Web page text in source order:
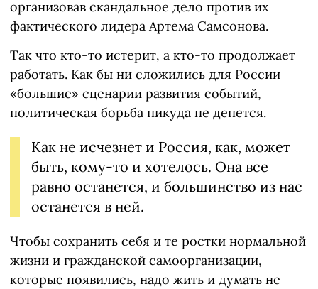
организовав скандальное дело против их
фактического лидера Артема Самсонова.
Так что кто-то истерит, а кто-то продолжает
работать. Как бы ни сложились для России
«большие» сценарии развития событий,
политическая борьба никуда не денется.
Как не исчезнет и Россия, как, может
быть, кому-то и хотелось. Она все
равно останется, и большинство из нас
останется в ней.
Чтобы сохранить себя и те ростки нормальной
жизни и гражданской самоорганизации,
которые появились, надо жить и думать не